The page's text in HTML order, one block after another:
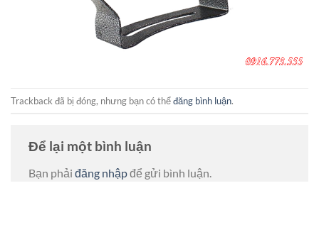
Trackback đã bị đóng, nhưng bạn có thểđăng bình luận.
Để lại một bình luận
Bạn phải đăng nhậpđể gửi bình luận.